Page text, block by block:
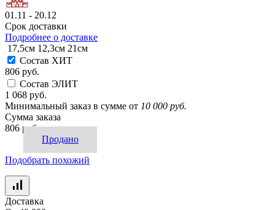
01.11 - 20.12
Срок доставки
Подробнее о доставке
17,5см 12,3см 21см
Состав ХИТ
806 руб.
Состав ЭЛИТ
1 068 руб.
Минимальный заказ в сумме от 10 000 руб.
Сумма заказа
806 руб.
Продано
Подобрать похожий
Доставка